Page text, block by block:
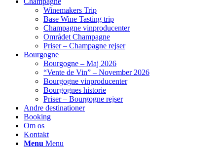
Winemakers Trip
Base Wine Tasting trip
Champagne vinproducenter
Området Champagne
Priser – Champagne rejser
Bourgogne
Bourgogne – Maj 2026
“Vente de Vin” – November 2026
Bourgogne vinproducenter
Bourgognes historie
Priser – Bourgogne rejser
Andre destinationer
Booking
Om os
Kontakt
Menu Menu